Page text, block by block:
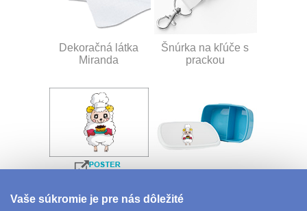
Dekoračná látka
Miranda
Šnúrka na kľúče s
prackou
Velkoformátová
fotografie
Desiatový box
Vaše súkromie je pre nás dôležité